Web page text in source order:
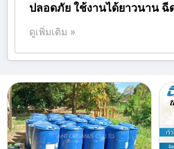
ปลอดภัย ใช้งานได้ยาวนาน
ดูเพิ่มเติม »